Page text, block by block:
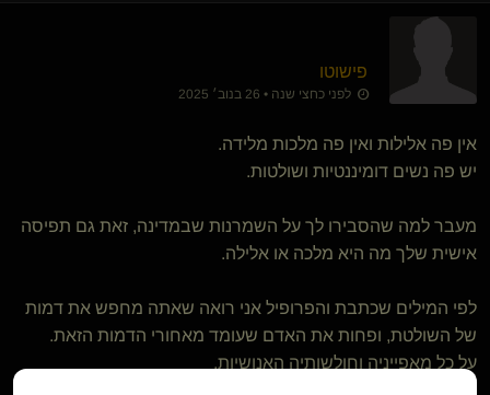
פישוטו
לפני כחצי שנה • 26 בנוב׳ 2025
אין פה אלילות ואין פה מלכות מלידה.
יש פה נשים דומיננטיות ושולטות.
מעבר למה שהסבירו לך על השמרנות שבמדינה, זאת גם תפיסה
אישית שלך מה היא מלכה או אלילה.
לפי המילים שכתבת והפרופיל אני רואה שאתה מחפש את דמות
של השולטת, ופחות את האדם שעומד מאחורי הדמות הזאת.
על כל מאפייניה וחולשותיה האנושיות.